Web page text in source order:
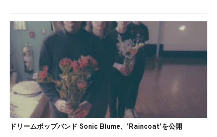
ドリームポップバンド Sonic Blume、'Raincoat'を公開